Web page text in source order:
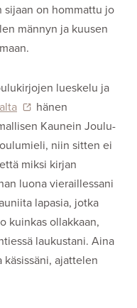
sijaan on hommattu jo
männyn ja kuusen
lueskelu ja
hänen
Kaunein Joulu-
niin sitten ei
miksi kirjan
luona vieraillessani
lapasia, jotka
kuinkas ollakkaan,
laukustani. Aina
ajattelen